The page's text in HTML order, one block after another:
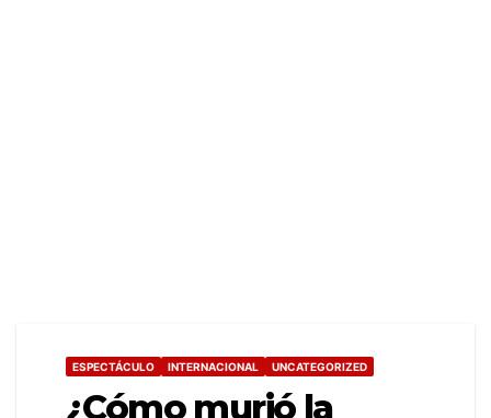
ESPECTÁCULO INTERNACIONAL UNCATEGORIZED
¿Cómo murió la